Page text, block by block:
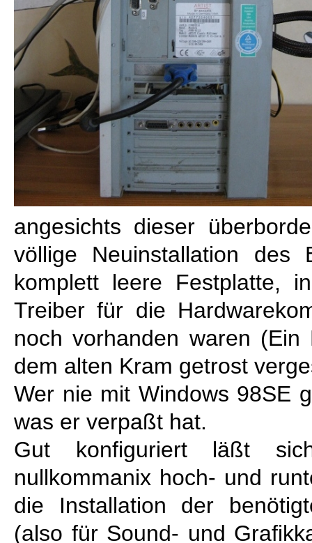
angesichts dieser
völlige Neuinstallation des
komplett leere Festplatte,
Treiber für die
noch vorhanden waren
dem alten Kram getrost
Wer nie mit Windows 98SE
was er verpaßt hat.
Gut konfiguriert läßt
nullkommanix hoch- und
die Installation der
(also für Sound- und